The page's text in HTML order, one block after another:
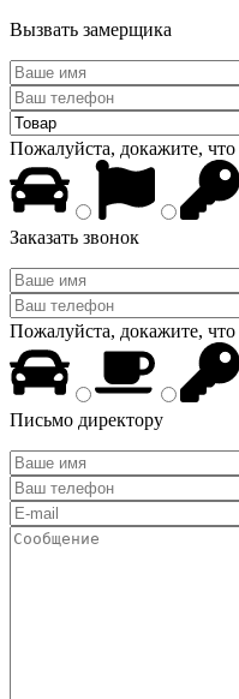
Вызвать замерщика
Пожалуйста, докажите,
Заказать звонок
Пожалуйста, докажите,
Письмо директору